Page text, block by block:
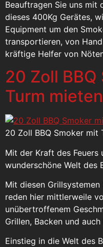
Beauftragen Sie uns mit
dieses 400Kg Gerätes,
Equipment um den
transportieren, von
kräftige Helfer von
20 Zoll
Turm mieten
20 Zoll BBQ Smoker mit
Mit der Kraft des Feuers
wunderschöne Welt des
Mit diesen
reden hier mittlerweile
unübertroffenem
Grillen, Backen und auch
Einstieg in die Welt des